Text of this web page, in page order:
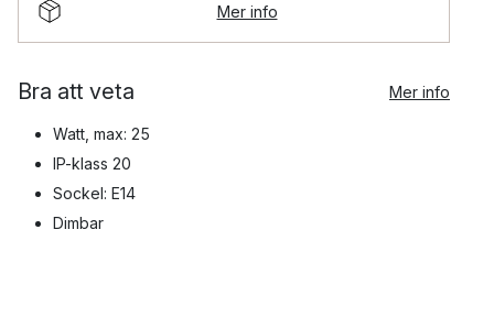
Mer info
Bra att veta Mer info
Watt, max: 25
IP-klass 20
Sockel: E14
Dimbar